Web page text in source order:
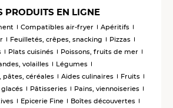
PRODUITS EN LIGNE
Compatibles air-fryer
Apéritifs
Feuilletés, crêpes, snacking
Pizzas
Plats cuisinés
Poissons, fruits de mer
volailles
Légumes
pâtes, céréales
Aides culinaires
Fruits
Pâtisseries
Pains, viennoiseries
Epicerie Fine
Boîtes découvertes